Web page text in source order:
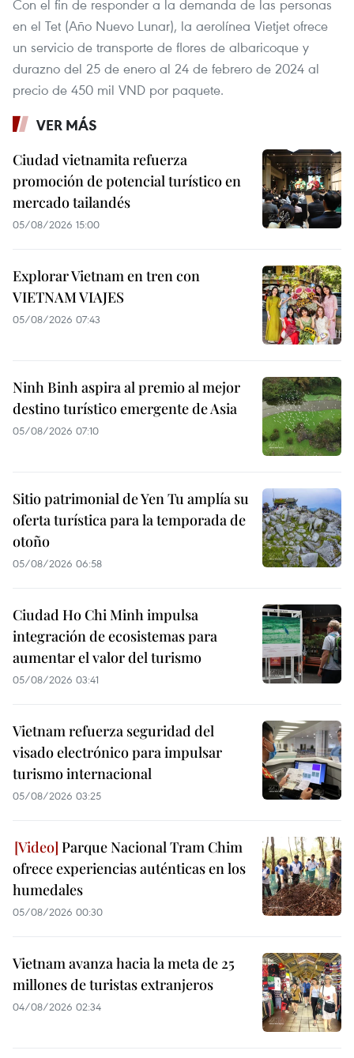
Con el fin de responder a la demanda de las personas
en el Tet (Año Nuevo Lunar), la aerolínea Vietjet ofrece
un servicio de transporte de flores de albaricoque y
durazno del 25 de enero al 24 de febrero de 2024 al
precio de 450 mil VND por paquete.
VER MÁS
Ciudad vietnamita refuerza
promoción de potencial turístico en
mercado tailandés
05/08/2026 15:00
Explorar Vietnam en tren con
VIETNAM VIAJES
05/08/2026 07:43
Ninh Binh aspira al premio al mejor
destino turístico emergente de Asia
05/08/2026 07:10
Sitio patrimonial de Yen Tu amplía su
oferta turística para la temporada de
otoño
05/08/2026 06:58
Ciudad Ho Chi Minh impulsa
integración de ecosistemas para
aumentar el valor del turismo
05/08/2026 03:41
Vietnam refuerza seguridad del
visado electrónico para impulsar
turismo internacional
05/08/2026 03:25
Parque Nacional Tram Chim
ofrece experiencias auténticas en los
humedales
05/08/2026 00:30
Vietnam avanza hacia la meta de 25
millones de turistas extranjeros
04/08/2026 02:34